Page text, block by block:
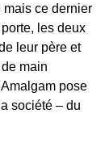
mais ce dernier
les deux
leur père et
main
pose
société – du